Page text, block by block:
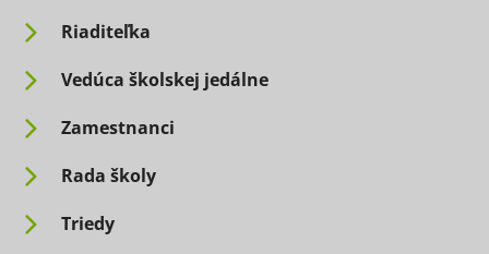
Riaditeľka
Vedúca školskej jedálne
Zamestnanci
Rada školy
Triedy